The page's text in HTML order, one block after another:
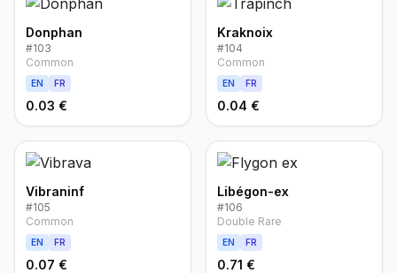
Donphan
#103
Common
EN FR
0.03 €
Kraknoix
#104
Common
EN FR
0.04 €
Vibraninf
#105
Common
EN FR
0.07 €
Libégon-ex
#106
Double Rare
EN FR
0.71 €